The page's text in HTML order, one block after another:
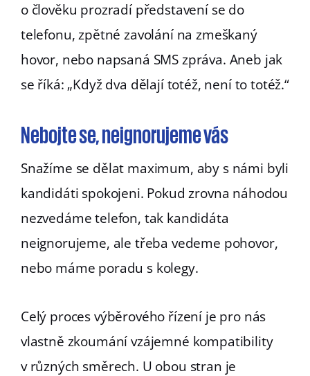
o člověku prozradí představení se do
telefonu, zpětné zavolání na zmeškaný
hovor, nebo napsaná SMS zpráva. Aneb jak
se říká: „Když dva dělají totéž, není to totéž.“
Nebojte se, neignorujeme vás
Snažíme se dělat maximum, aby s námi byli
kandidáti spokojeni. Pokud zrovna náhodou
nezvedáme telefon, tak kandidáta
neignorujeme, ale třeba vedeme pohovor,
nebo máme poradu s kolegy.
Celý proces výběrového řízení je pro nás
vlastně zkoumání vzájemné kompatibility
v různých směrech. U obou stran je